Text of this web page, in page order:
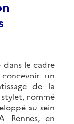
dans le cadre
un
de la
nommé
au sein
Rennes, en